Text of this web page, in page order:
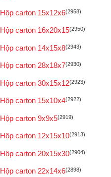
Hộp carton 15x12x6(2958)
Hộp carton 16x20x15(2950)
Hộp carton 14x15x8(2943)
Hộp carton 28x18x7(2930)
Hộp carton 30x15x12(2923)
Hộp carton 15x10x4(2922)
Hộp carton 9x9x5(2919)
Hộp carton 12x15x10(2913)
Hộp carton 20x15x30(2904)
Hộp carton 22x14x6(2898)